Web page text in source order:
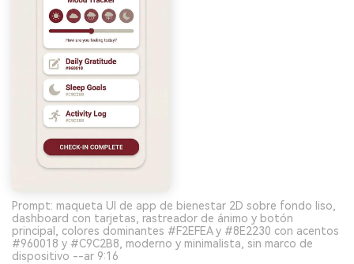
Prompt: maqueta UI de app de bienestar 2D sobre fondo liso,
dashboard con tarjetas, rastreador de ánimo y botón
principal, colores dominantes #F2EFEA y #8E2230 con acentos
#960018 y #C9C2B8, moderno y minimalista, sin marco de
dispositivo --ar 9:16